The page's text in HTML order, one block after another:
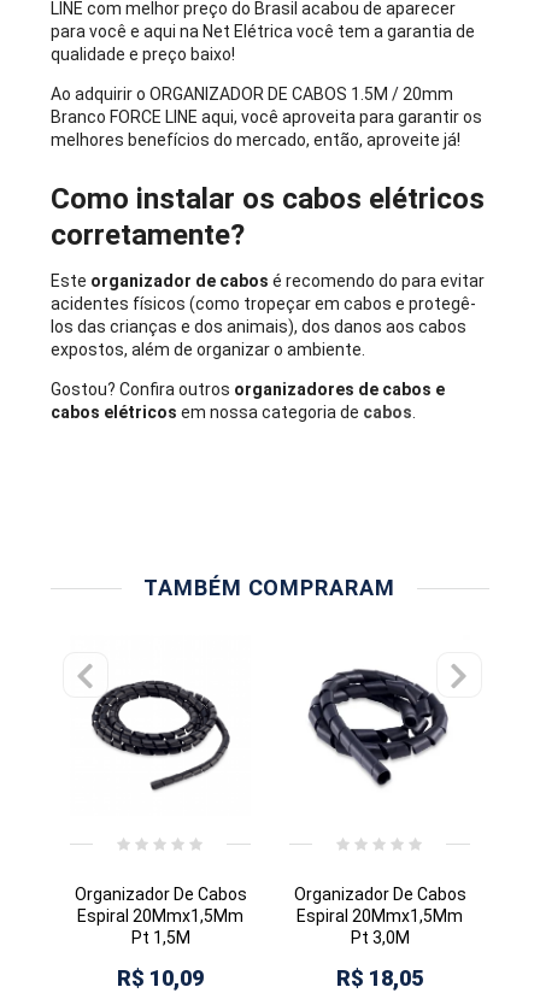
LINE com melhor preço do Brasil acabou de aparecer
para você e aqui na Net Elétrica você tem a garantia de
qualidade e preço baixo!
Ao adquirir o ORGANIZADOR DE CABOS 1.5M / 20mm
Branco FORCE LINE aqui, você aproveita para garantir os
melhores benefícios do mercado, então, aproveite já!
Como instalar os cabos elétricos
corretamente?
Este organizador de cabos é recomendo do para evitar
acidentes físicos (como tropeçar em cabos e protegê-
los das crianças e dos animais), dos danos aos cabos
expostos, além de organizar o ambiente.
Gostou? Confira outros organizadores de cabos e
cabos elétricos em nossa categoria de cabos
TAMBÉM COMPRARAM
Organizador De Cabos
Espiral 20Mmx1,5Mm
Pt 1,5M
R$ 10,09
Organizador De Cabos
Espiral 20Mmx1,5Mm
Pt 3,0M
R$ 18,05